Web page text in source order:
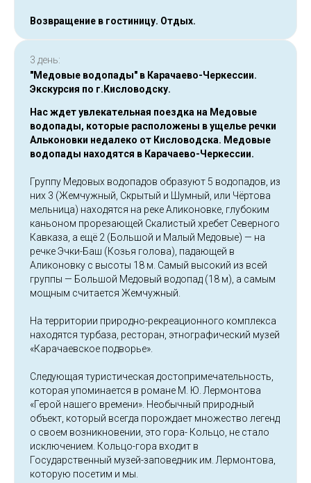
Возвращение в гостиницу. Отдых.
3 день:
"Медовые водопады" в Карачаево-Черкессии.
Экскурсия по г.Кисловодску.
Нас ждет увлекательная поездка на Медовые
водопады, которые расположены в ущелье речки
Альконовки недалеко от Кисловодска. Медовые
водопады находятся в Карачаево-Черкессии.
Группу Медовых водопадов образуют 5 водопадов, из
них 3 (Жемчужный, Скрытый и Шумный, или Чёртова
мельница) находятся на реке Аликоновке, глубоким
каньоном прорезающей Скалистый хребет Северного
Кавказа, а ещё 2 (Большой и Малый Медовые) — на
речке Эчки-Баш (Козья голова), падающей в
Аликоновку с высоты 18 м. Самый высокий из всей
группы — Большой Медовый водопад (18 м), а самым
мощным считается Жемчужный.
На территории природно-рекреационного комплекса
находятся турбаза, ресторан, этнографический музей
«Карачаевское подворье».
Следующая туристическая достопримечательность,
которая упоминается в романе М. Ю. Лермонтова
«Герой нашего времени». Необычный природный
объект, который всегда порождает множество легенд
о своем возникновении, это гора- Кольцо, не стало
исключением. Кольцо-гора входит в
Государственный музей-заповедник им. Лермонтова,
которую посетим и мы.